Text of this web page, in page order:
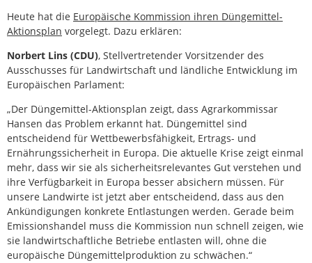
Heute hat die Europäische Kommission ihren Düngemittel-
Aktionsplan vorgelegt. Dazu erklären:
Norbert Lins (CDU), Stellvertretender Vorsitzender des
Ausschusses für Landwirtschaft und ländliche Entwicklung im
Europäischen Parlament:
„Der Düngemittel-Aktionsplan zeigt, dass Agrarkommissar
Hansen das Problem erkannt hat. Düngemittel sind
entscheidend für Wettbewerbsfähigkeit, Ertrags- und
Ernährungssicherheit in Europa. Die aktuelle Krise zeigt einmal
mehr, dass wir sie als sicherheitsrelevantes Gut verstehen und
ihre Verfügbarkeit in Europa besser absichern müssen. Für
unsere Landwirte ist jetzt aber entscheidend, dass aus den
Ankündigungen konkrete Entlastungen werden. Gerade beim
Emissionshandel muss die Kommission nun schnell zeigen, wie
sie landwirtschaftliche Betriebe entlasten will, ohne die
europäische Düngemittelproduktion zu schwächen.“